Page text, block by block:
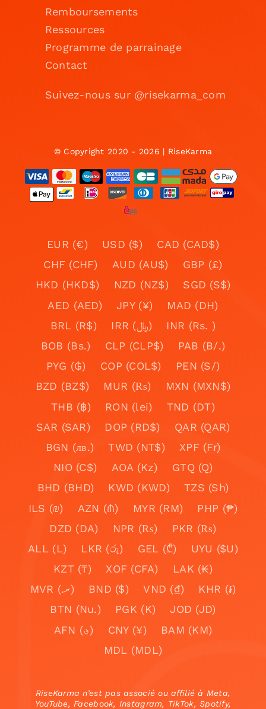
Remboursements
Ressources
Programme de parrainage
Contact
Suivez-nous sur @risekarma_com
© Copyright 2020 - 2026 | RiseKarma
EUR (€) USD ($)
CAD (CAD$)
CHF (CHF)
AUD (AU$)
GBP (£)
HKD (HKD$)
NZD (NZ$)
SGD (S$)
AED (AED)
JPY (¥)
MAD (DH)
BRL (R$)
IRR (﷼)
INR (Rs. )
BOB (Bs.)
CLP (CLP$)
PAB (B/.)
PYG (₲)
COP (COL$)
PEN (S/)
BZD (BZ$)
MUR (₨)
MXN (MXN$)
THB (฿)
RON (lei)
TND (DT)
SAR (SAR)
DOP (RD$)
QAR (QAR)
BGN (лв.)
TWD (NT$)
XPF (Fr)
NIO (C$)
AOA (Kz)
GTQ (Q)
BHD (BHD)
KWD (KWD)
TZS (Sh)
ILS (₪)
AZN (₼) MYR (RM)
PHP (₱)
DZD (DA)
NPR (₨)
PKR (₨)
ALL (L)
LKR (රු) GEL (₾)
UYU ($U)
KZT (₸)
XOF (CFA)
LAK (₭)
MVR (.ރ)
BND ($) VND (₫)
KHR (៛)
BTN (Nu.)
PGK (K)
JOD (JD)
AFN (؋)
CNY (¥)
BAM (KM)
MDL (MDL)
RiseKarma n’est pas associé ou affilié à Meta,
YouTube, Facebook, Instagram, TikTok, Spotify,